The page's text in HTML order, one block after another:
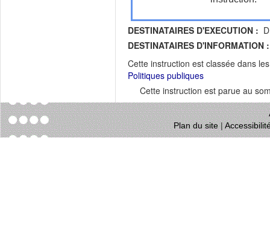
DESTINATAIRES D'EXECUTION :
DESTINATAIRES D'INFORMATION :
Cette instruction est classée dans
Politiques publiques
Cette instruction est parue au
Plan du site|